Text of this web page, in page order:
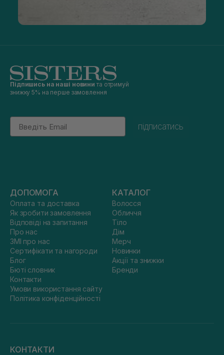
Підпишись на наші новини та отримуй
знижку 5% на перше замовлення
Email
підписатись
ДОПОМОГА
Оплата та доставка
Як зробити замовлення
Відповіді на запитання
Про нас
ЗМІ про нас
Сертифікати та нагороди
Блог
Бюті словник
Контакти
Умови використання сайту
Політика конфіденційності
КАТАЛОГ
Волосся
Обличчя
Тіло
Дім
Мерч
Новинки
Акції та знижки
Бренди
КОНТАКТИ